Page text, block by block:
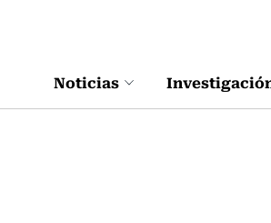
Noticias